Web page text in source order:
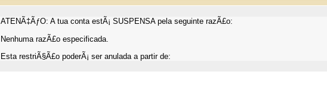
ATENÃ‡ÃƒO: A tua conta estÃ¡ SUSPENSA pela seguinte razÃ£o:
Nenhuma razÃ£o especificada.
Esta restriÃ§Ã£o poderÃ¡ ser anulada a partir de: